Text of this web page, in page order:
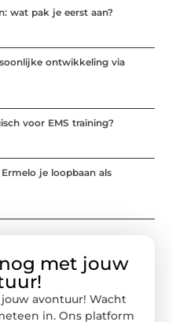
wat pak je eerst aan?
ontwikkeling via
voor EMS training?
je loopbaan als
met jouw
avontuur! Wacht
in. Ons platform